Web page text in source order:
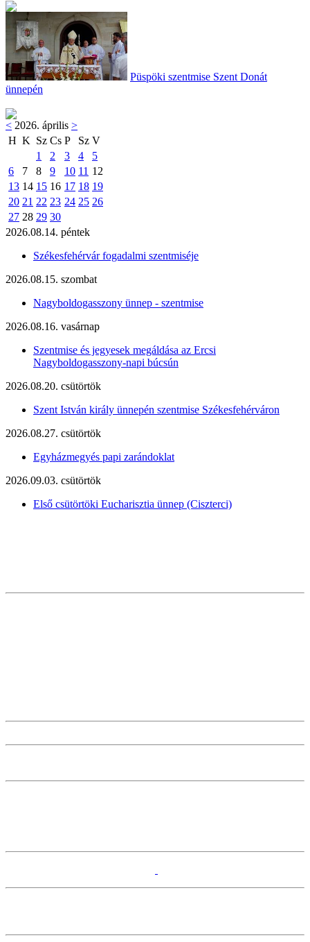
Püspöki szentmise Szent Donát
ünnepén
< 2026. április >
H K Sz Cs P Sz V
1
2 3 4
5
6
7 8 9 10 11 12
13 14 15 16 17 18 19
20 21 22 23 24 25 26
27 28 29 30
2026.08.14. péntek
Székesfehérvár fogadalmi szentmiséje
2026.08.15. szombat
Nagyboldogasszony ünnep - szentmise
2026.08.16. vasárnap
Szentmise és jegyesek megáldása az Ercsi
Nagyboldogasszony-napi búcsún
2026.08.20. csütörtök
Szent István király ünnepén szentmise Székesfehérváron
2026.08.27. csütörtök
Egyházmegyés papi zarándoklat
2026.09.03. csütörtök
Első csütörtöki Eucharisztia ünnep (Ciszterci)